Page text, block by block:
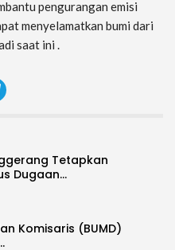
pengurangan emisi
menyelamatkan bumi dari
saat ini .
Tetapkan
Dugaan…
Komisaris (BUMD)